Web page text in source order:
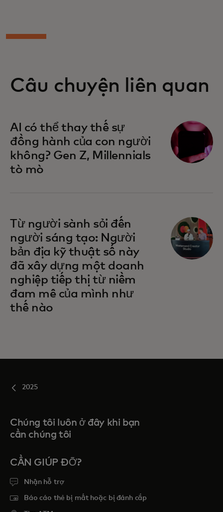
Câu chuyện liên quan
AI có thể thay thế sự
đồng hành của con người
không? Gen Z, Millennials
tò mò
Từ người sành sỏi đến
người sáng tạo: Người
bản địa kỹ thuật số này
đã xây dựng một doanh
nghiệp tiếp thị từ niềm
đam mê của mình như
thế nào
2025
Chúng tôi luôn ở đây khi bạn
cần chúng tôi
CẦN GIÚP ĐỠ?
Nhận hỗ trợ
Báo cáo thẻ bị mất hoặc bị đánh cắp